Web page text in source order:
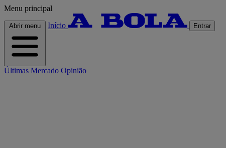
Menu principal
Abrir menu Início Entrar
Últimas Mercado Opinião